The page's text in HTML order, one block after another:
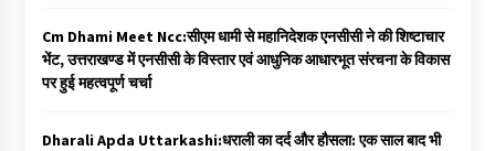
Cm Dhami Meet Ncc:सीएम धामी से महानिदेशक एनसीसी ने की शिष्टाचार
भेंट, उत्तराखण्ड में एनसीसी के विस्तार एवं आधुनिक आधारभूत संरचना के विकास
पर हुई महत्वपूर्ण चर्चा
Dharali Apda Uttarkashi:धराली का दर्द और हौसला: एक साल बाद भी